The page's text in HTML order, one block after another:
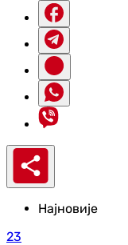
Најновије
23